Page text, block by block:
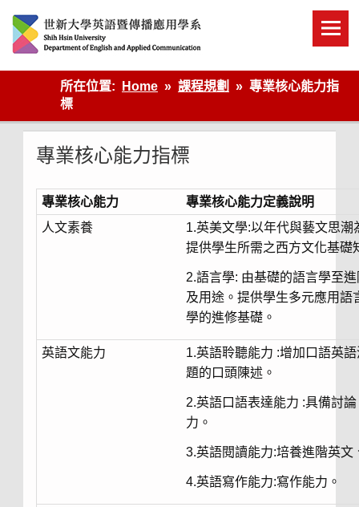
content
英語傳播
所在位置:
Home 課程規劃
專業核心能力指
標
專業核心能力指標
專業核心能力
專業核心能力定義說明
人文素養
1.英美文學:以年代與藝文思
提供學生所需之西方文化基礎
2.語言學: 由基礎的語言學至
及用途。提供學生多元應用
學的進修基礎。
英語文能力
1.英語聆聽能力 :增加口語英
題的口頭陳述。
2.英語口語表達能力 :具備討
力。
3.英語閱讀能力:培養進階英文
4.英語寫作能力:寫作能力。